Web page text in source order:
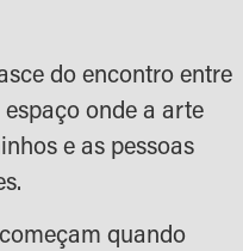
do encontro entre
onde a arte
e as pessoas
quando